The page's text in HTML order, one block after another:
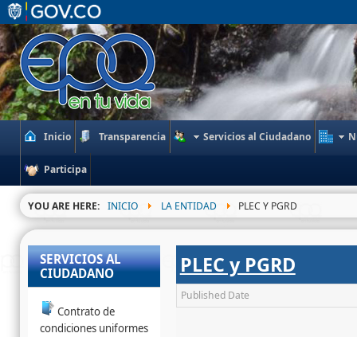
Inicio Transparencia Servicios al Ciudadano
Participa
YOU ARE HERE: INICIO LA ENTIDAD PLEC Y PGRD
PLEC y PGRD
Published Date
SERVICIOS AL
CIUDADANO
Contrato de
condiciones uniformes